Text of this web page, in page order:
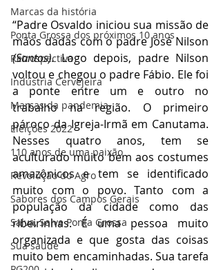
Marcas da história
Ponta Grossa dos próximos 10 anos
Retrospectiva
Indústria Cervejeira
Marcas da pandemia
Eleições 2022
110 anos de uma paixão
Revolução do Agro
Sabores dos Campos Gerais
Salva, Salve Ponta Grossa
Sua saúde
“Padre Osvaldo iniciou sua missão de
(Santos). Logo depois, padre Nilson
voltou e chegou o padre Fábio. Ele foi
a ponte entre um e outro no
trabalho na região. O primeiro
pároco da Igreja-Irmã em Canutama.
Nesses quatro anos, tem se
aculturado muito bem aos costumes
amazônicos e tem se identificado
muito com o povo. Tanto com a
população da cidade como das
ribeirinhas. É uma pessoa muito
organizada e que gosta das coisas
muito bem encaminhadas. Sua tarefa